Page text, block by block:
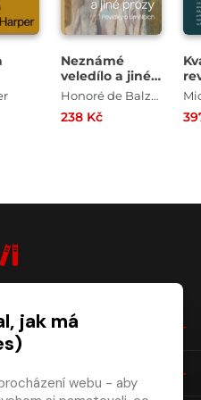
Neznámé
veledílo a jiné
prózy
Honoré de Balzac
238 Kč
jak má
webu - aby